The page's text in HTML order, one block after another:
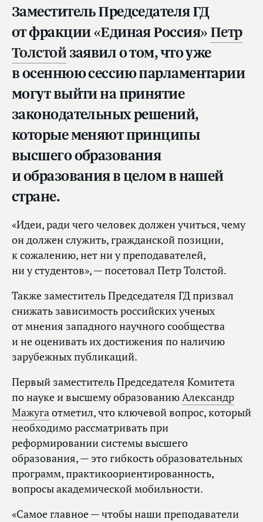
Заместитель Председателя ГД
от фракции «Единая Россия»Петр
Толстойзаявил о том, что уже
в осеннюю сессию парламентарии
могут выйти на принятие
законодательных решений,
которые меняют принципы
высшего образования
и образования в целом в нашей
стране.
«Идеи, ради чего человек должен учиться, чему
он должен служить, гражданской позиции,
к сожалению, нет ни у преподавателей,
ни у студентов», — посетовал Петр Толстой.
Также заместитель Председателя ГД призвал
снижать зависимость российских ученых
от мнения западного научного сообщества
и не оценивать их достижения по наличию
зарубежных публикаций.
Первый заместитель Председателя Комитета
по науке и высшему образованиюАлександр
Мажугаотметил, что ключевой вопрос, который
необходимо рассматривать при
реформировании системы высшего
образования, — это гибкость образовательных
программ, практикоориентированность,
вопросы академической мобильности.
«Самое главное — чтобы наши преподаватели